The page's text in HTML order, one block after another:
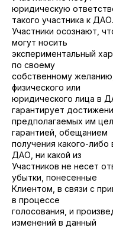
юридическую
такого участника к ДАО.
Участники осознают,
могут носить
экспериментальный
по своему
собственному
физического или
юридического лица в
гарантирует
предполагаемых им
гарантией, обещанием
получения какого-
ДАО, ни какой из
Участников не несет
убытки, понесенные
Клиентом, в связи с
в процессе
голосования, и
изменений в данный